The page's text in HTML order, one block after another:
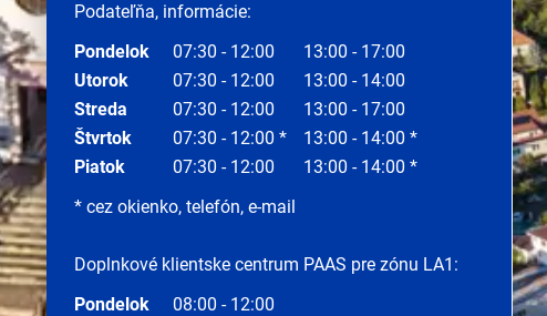
Podateľňa, informácie:
Pondelok
07:30 - 12:00
13:00 - 17:00
Utorok
07:30 - 12:00
13:00 - 14:00
Streda
07:30 - 12:00
13:00 - 17:00
Štvrtok
07:30 - 12:00 *
13:00 - 14:00 *
Piatok
07:30 - 12:00
13:00 - 14:00 *
* cez okienko, telefón, e-mail
Doplnkové klientske centrum PAAS pre zónu LA1:
Pondelok
08:00 - 12:00